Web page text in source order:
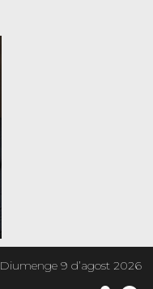
Diumenge9 d’agost 2026